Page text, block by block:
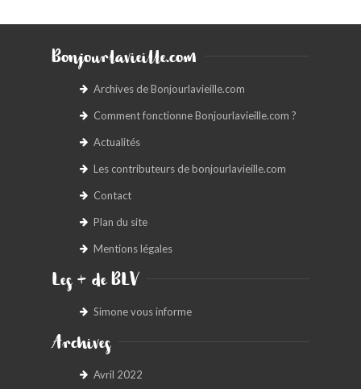
Bonjourlavieille.com
Archives de Bonjourlavieille.com
Comment fonctionne Bonjourlavieille.com ?
Actualités
Les contributeurs de bonjourlavieille.com
Contact
Plan du site
Mentions légales
Les + de BLV
Simone vous informe
Archives
Avril 2022